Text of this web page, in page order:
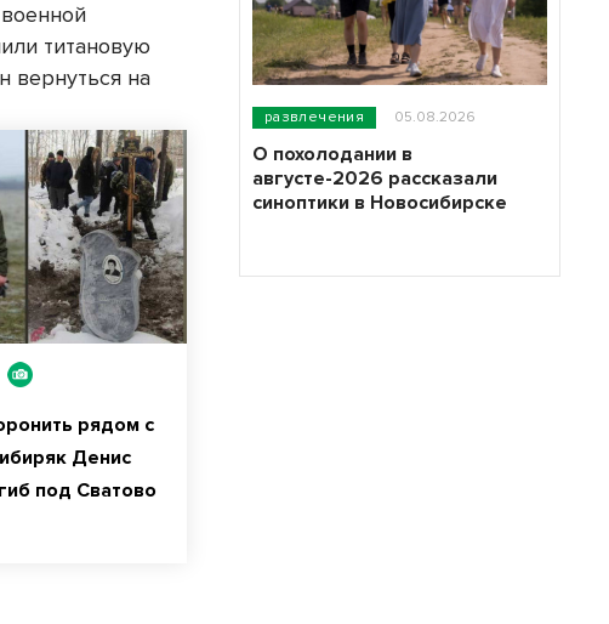
титановую
вернуться на
рядом с
Денис
под Сватово
развлечения 05.08.2026
О похолодании в
августе-2026 рассказали
синоптики в Новосибирске